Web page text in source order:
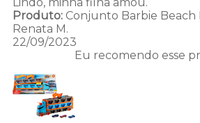
Produto:Conjunto Barbie Beach
Renata M.
22/09/2023
Eu recomendo esse